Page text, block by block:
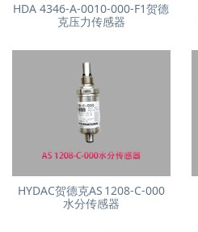
HDA 4346-A-0010-000-F1贺德
克压力传感器
HYDAC贺德克AS 1208‑C‑000
水分传感器